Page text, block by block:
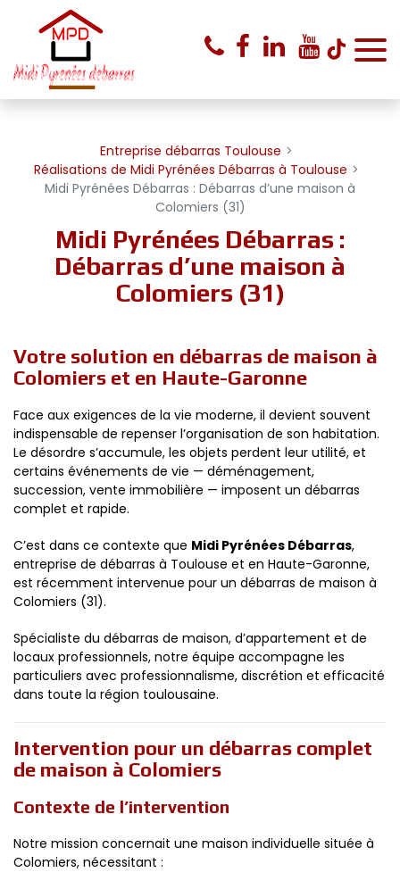
Entreprise débarras Toulouse
Réalisations de Midi Pyrénées Débarras à Toulouse
Midi Pyrénées Débarras : Débarras d’une maison à
Colomiers (31)
Midi Pyrénées Débarras :
Débarras d’une maison à
Colomiers (31)
Votre solution en débarras de maison à
Colomiers et en Haute-Garonne
Face aux exigences de la vie moderne, il devient souvent
indispensable de repenser l’organisation de son habitation.
Le désordre s’accumule, les objets perdent leur utilité, et
certains événements de vie — déménagement,
succession, vente immobilière — imposent un débarras
complet et rapide.
C’est dans ce contexte que Midi Pyrénées Débarras,
entreprise de débarras à Toulouse et en Haute-Garonne,
est récemment intervenue pour un débarras de maison à
Colomiers (31).
Spécialiste du débarras de maison, d’appartement et de
locaux professionnels, notre équipe accompagne les
particuliers avec professionnalisme, discrétion et efficacité
dans toute la région toulousaine.
Intervention pour un débarras complet
de maison à Colomiers
Contexte de l’intervention
Notre mission concernait une maison individuelle située à
Colomiers, nécessitant :
Panneau de gestion des cookies